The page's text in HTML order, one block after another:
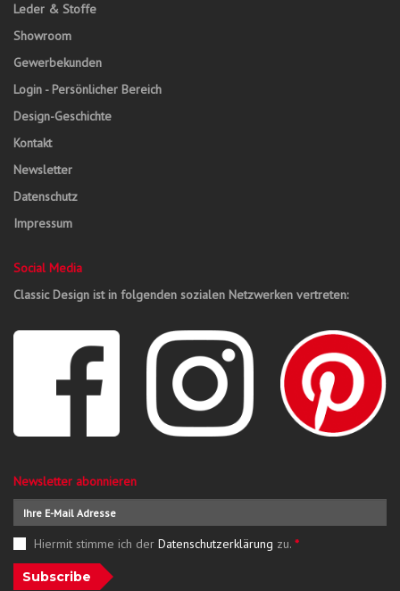
Leder & Stoffe
Showroom
Gewerbekunden
Login - Persönlicher Bereich
Design-Geschichte
Kontakt
Newsletter
Datenschutz
Impressum
Social Media
Classic Design ist in folgenden sozialen Netzwerken vertreten:
Newsletter abonnieren
Hiermit stimme ich der Datenschutzerklärung zu. *
Subscribe